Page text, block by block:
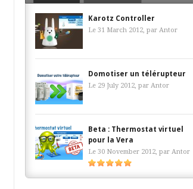
Karotz Controller
Le 31 March 2012, par Antor
Domotiser un télérupteur
Le 29 July 2012, par Antor
Beta : Thermostat virtuel
pour la Vera
Le 30 November 2012, par Antor